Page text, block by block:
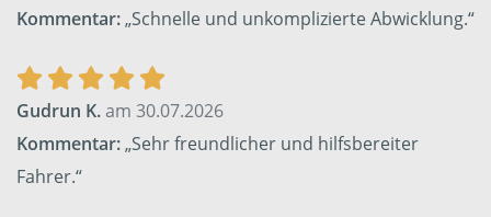
Kommentar:„Schnelle und unkomplizierte Abwicklung.“
Gudrun K.am 30.07.2026
Kommentar:„Sehr freundlicher und hilfsbereiter
Fahrer.“